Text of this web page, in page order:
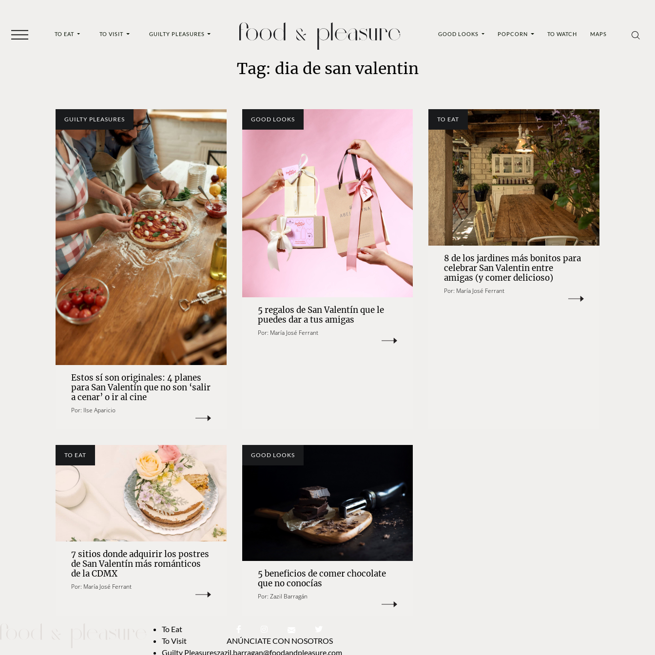
TO EAT TO VISIT GUILTY PLEASURES GOOD LOOKS POPCORN TO WATCH MAPS
Tag: dia de san valentin
GUILTY PLEASURES
Estos sí son originales: 4 planes
para San Valentín que no son ‘salir
a cenar’ o ir al cine
Por: Ilse Aparicio
GOOD LOOKS
5 regalos de San Valentín que le
puedes dar a tus amigas
Por: María José Ferrant
TO EAT
8 de los jardines más bonitos para
celebrar San Valentin entre
amigas (y comer delicioso)
Por: María José Ferrant
TO EAT
7 sitios donde adquirir los postres
de San Valentín más románticos
de la CDMX
Por: María José Ferrant
GOOD LOOKS
5 beneficios de comer chocolate
que no conocías
Por: Zazil Barragán
To Eat
To Visit
Guilty Pleasures
ANÚNCIATE CON NOSOTROS
zazil.barragan@foodandpleasure.com